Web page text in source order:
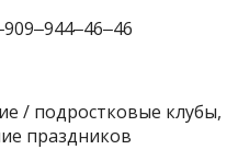
/ подростковые клубы,
праздников